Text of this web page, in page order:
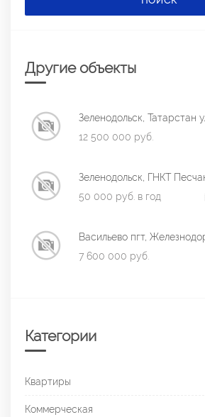
Другие объекты
Зеленодольск, Татарстан
12 500 000 руб.
Зеленодольск, ГНКТ
50 000 руб. в год
Васильево пгт,
7 600 000 руб.
Категории
Квартиры
Коммерческая